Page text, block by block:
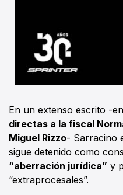
En un extenso escrito -
directas a la fiscal
Miguel Rizzo- Sarracino
sigue detenido como
“aberración jurídica” y
“extraprocesales”.